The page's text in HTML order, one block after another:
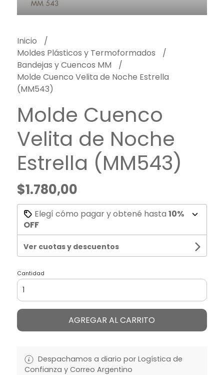
Inicio
Moldes Plásticos y Termoformados
Bandejas y Cuencos MM
Molde Cuenco Velita de Noche Estrella
(MM543)
Molde Cuenco
Velita de Noche
Estrella (MM543)
$1.780,00
Elegí cómo pagar y obtené hasta 10%
OFF
Ver cuotas y descuentos
Cantidad
AGREGAR AL CARRITO
Despachamos a diario por Logística de
Confianza y Correo Argentino